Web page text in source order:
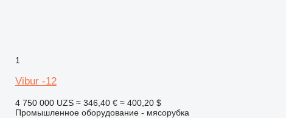
1
Vibur -12
4 750 000 UZS ≈ 346,40 € ≈ 400,20 $
Промышленное оборудование - мясорубка